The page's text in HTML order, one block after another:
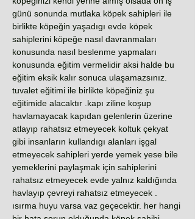
günü sonunda mutlaka köpek sahipleri ile
birlikte köpeğin yaşadıgı evde köpek
sahiplerini köpeğe nasıl davranmaları
konusunda nasıl beslenme yapmaları
konusunda eğitim vermelidir aksi halde bu
eğitim eksik kalır sonuca ulaşamazsınız.
tuvalet eğitimi ile birlikte köpeğiniz şu
eğitimide alacaktır .kapı ziline koşup
havlamayacak kapıdan gelenlerin üzerine
atlayıp rahatsız etmeyecek koltuk çekyat
gibi insanların kullandıgı alanları işgal
etmeyecek sahipleri yerde yemek yese bile
yemeklerini paylaşmak için sahiplerini
rahatsız etmeyecek evde yalnız kaldığında
havlayıp çevreyi rahatsız etmeyecek .
ısırma huyu varsa vaz geçecektir. her hangi